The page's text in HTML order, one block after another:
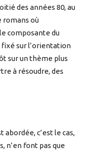
des années 80, au
romans où
composante du
fixé sur l’orientation
sur un thème plus
à résoudre, des
c’est le cas,
n’en font pas que